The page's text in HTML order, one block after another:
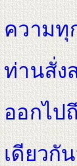
ความทุ
ท่านสั่ง
ออกไป
เดียวกั